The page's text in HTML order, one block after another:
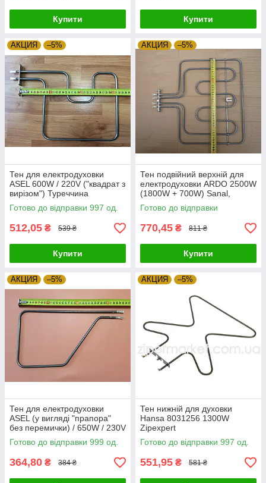
Купити Купити
АКЦИЯ –5%
Тен для електродуховки
ASEL 600W / 220V ("квадрат з
вирізом") Туреччина
Zipexpert
Готово до відправки 997 од.
512,05 ₴ 539 ₴
Купити
АКЦИЯ –5%
Тен подвійний верхній для
електродуховки ARDO 2500W
(1800W + 700W) Sanal,
Туреччина Zipexpert
Готово до відправки
770,45 ₴ 811 ₴
Купити
АКЦИЯ –5%
Тен для електродуховки
ASEL (у вигляді "прапора"
без перемички) / 650W / 230V
Туреччина Zipexpert
Готово до відправки 999 од.
364,80 ₴ 384 ₴
АКЦИЯ –5%
Тен нижній для духовки
Hansa 8031256 1300W
Zipexpert
Готово до відправки 997 од.
551,95 ₴ 581 ₴